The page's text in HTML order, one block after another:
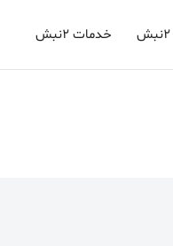
خدمات ۲نبش